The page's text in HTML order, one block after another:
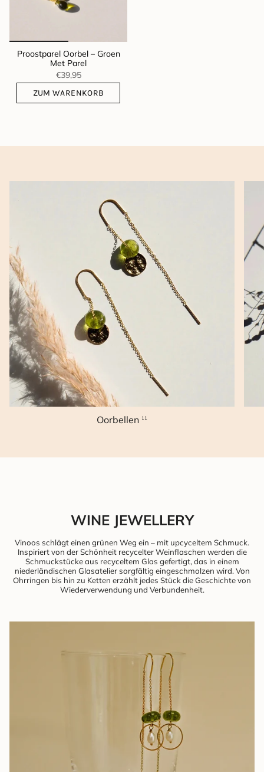
Proostparel Oorbel – Groen
Met Parel
€39,95
ZUM WARENKORB
Oorbellen 11
WINE JEWELLERY
Vinoos schlägt einen grünen Weg ein – mit upcyceltem Schmuck.
Inspiriert von der Schönheit recycelter Weinflaschen werden die
Schmuckstücke aus recyceltem Glas gefertigt, das in einem
niederländischen Glasatelier sorgfältig eingeschmolzen wird. Von
Ohrringen bis hin zu Ketten erzählt jedes Stück die Geschichte von
Wiederverwendung und Verbundenheit.